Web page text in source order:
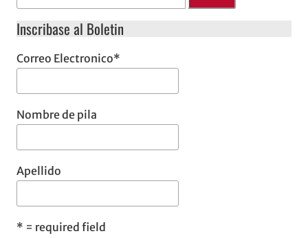
Inscribase al Boletin
Correo Electronico*
Nombre de pila
Apellido
* = required field